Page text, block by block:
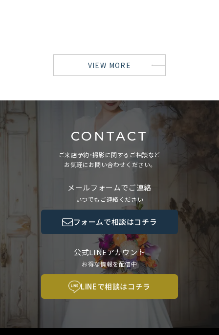
VIEW MORE
CONTACT
ご来店予約・撮影に関するご相談など
お気軽にお問い合わせください。
メールフォームでご連絡
いつでもご連絡ください
フォームで相談はコチラ
公式LINEアカウント
お得な情報を配信中
LINEで相談はコチラ